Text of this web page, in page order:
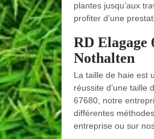
plantes jusqu’aux
profiter d’une
RD Elagage
Nothalten
La taille de haie est
réussite d’une taille
67680, notre
différentes
entreprise ou sur